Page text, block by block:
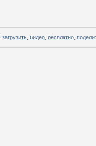
загрузить Видео бесплатно